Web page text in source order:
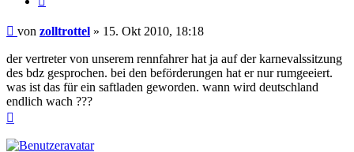
Beitrag
von zolltrottel » 15. Okt 2010, 18:18
der vertreter von unserem rennfahrer hat ja auf der karnevalssitzung
des bdz gesprochen. bei den beförderungen hat er nur rumgeeiert.
was ist das für ein saftladen geworden. wann wird deutschland
endlich wach ???